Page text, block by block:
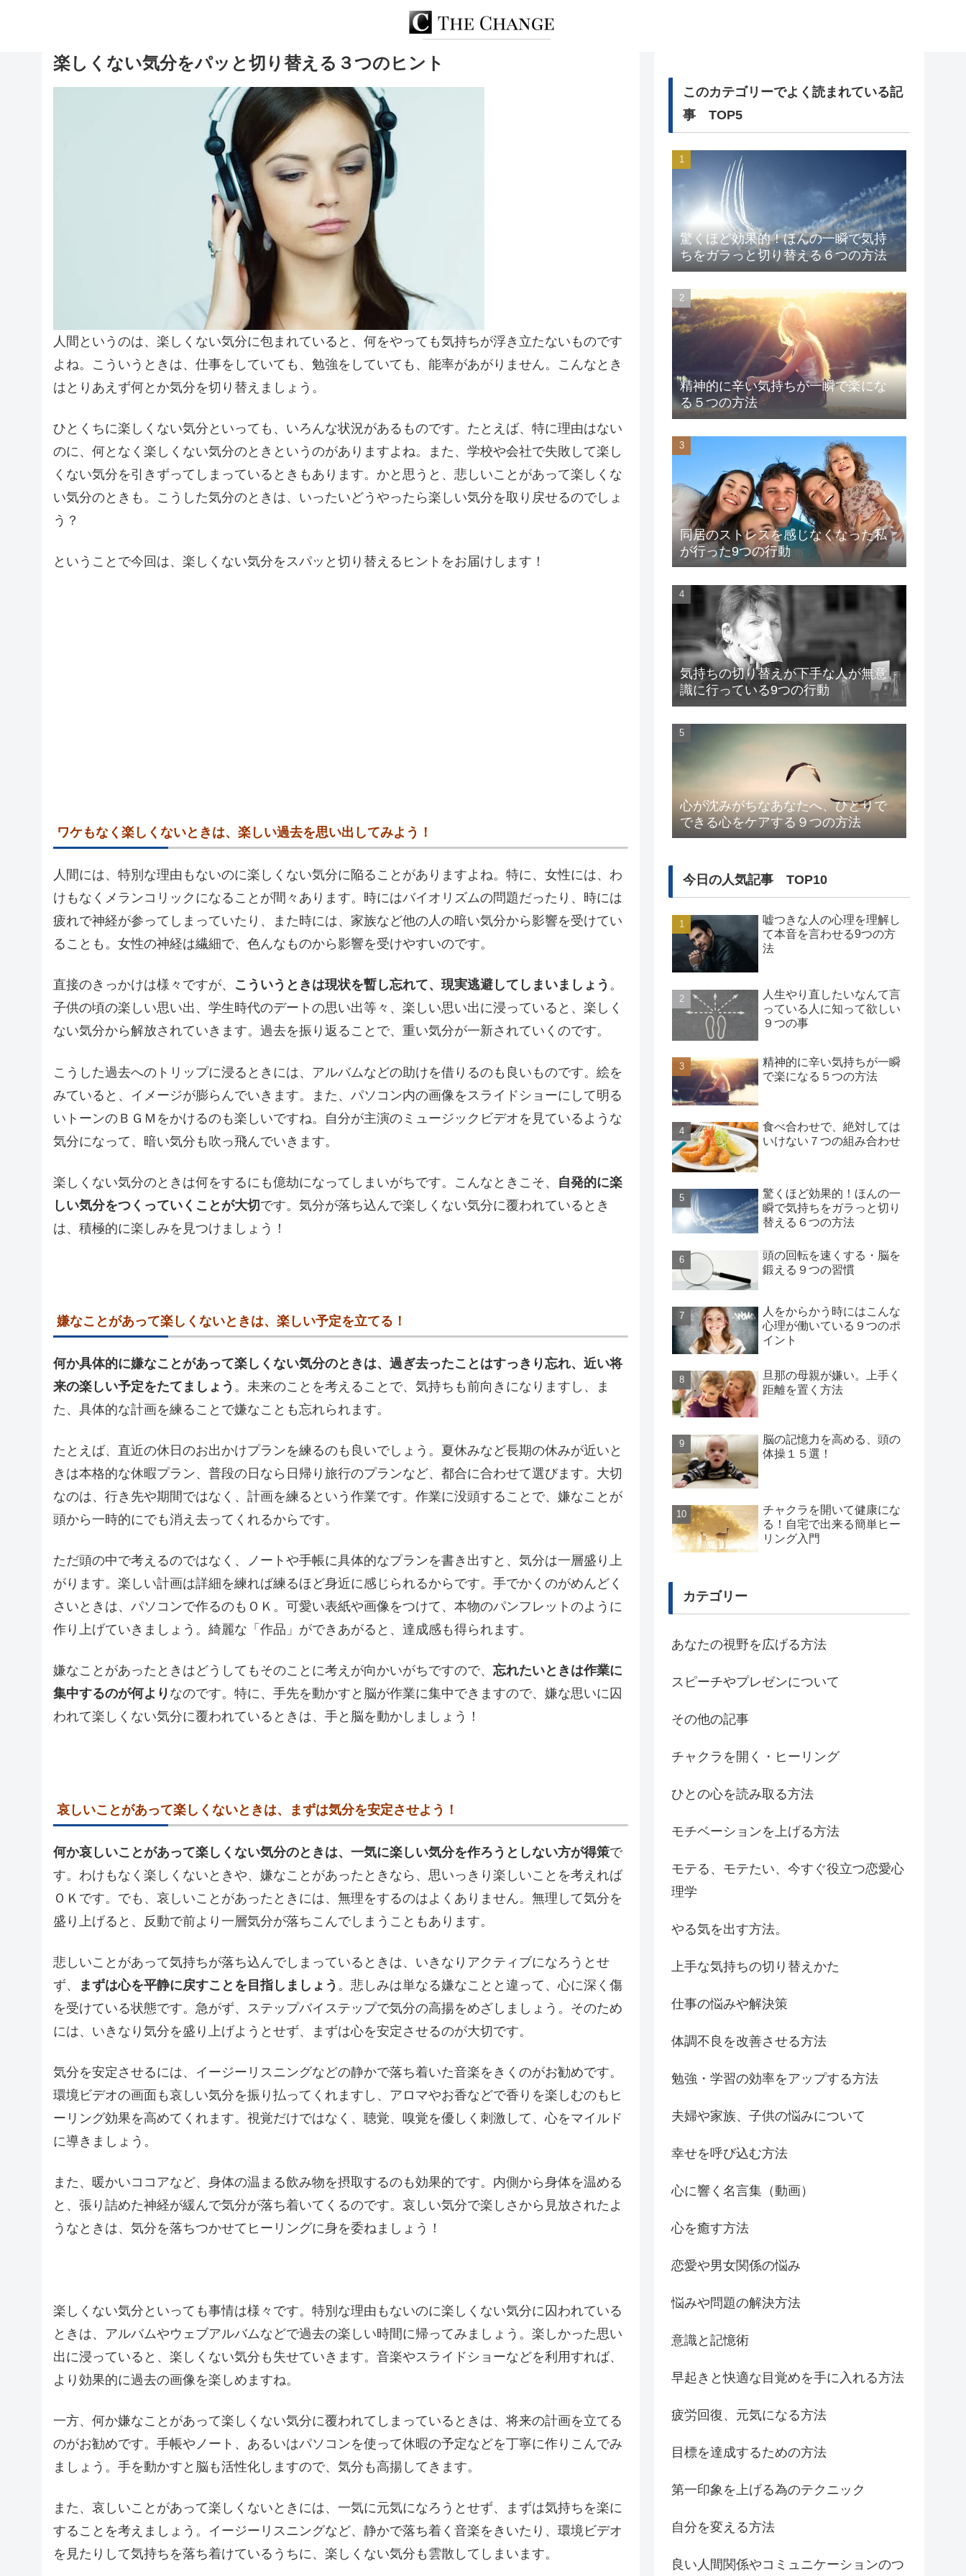
楽しくない気分をパッと切り替える３つのヒント
人間というのは、楽しくない気分に包まれていると、何をやっても気持ちが浮き立たないものです
よね。こういうときは、仕事をしていても、勉強をしていても、能率があがりません。こんなとき
はとりあえず何とか気分を切り替えましょう。
ひとくちに楽しくない気分といっても、いろんな状況があるものです。たとえば、特に理由はない
のに、何となく楽しくない気分のときというのがありますよね。また、学校や会社で失敗して楽し
くない気分を引きずってしまっているときもあります。かと思うと、悲しいことがあって楽しくな
い気分のときも。こうした気分のときは、いったいどうやったら楽しい気分を取り戻せるのでしょ
う？
ということで今回は、楽しくない気分をスパッと切り替えるヒントをお届けします！
ワケもなく楽しくないときは、楽しい過去を思い出してみよう！
人間には、特別な理由もないのに楽しくない気分に陥ることがありますよね。特に、女性には、わ
けもなくメランコリックになることが間々あります。時にはバイオリズムの問題だったり、時には
疲れで神経が参ってしまっていたり、また時には、家族など他の人の暗い気分から影響を受けてい
ることも。女性の神経は繊細で、色んなものから影響を受けやすいのです。
直接のきっかけは様々ですが、 こういうときは現状を暫し忘れて、現実逃避してしまいましょう 。
子供の頃の楽しい思い出、学生時代のデートの思い出等々、楽しい思い出に浸っていると、楽しく
ない気分から解放されていきます。過去を振り返ることで、重い気分が一新されていくのです。
こうした過去へのトリップに浸るときには、アルバムなどの助けを借りるのも良いものです。絵を
みていると、イメージが膨らんでいきます。また、パソコン内の画像をスライドショーにして明る
いトーンのＢＧＭをかけるのも楽しいですね。自分が主演のミュージックビデオを見ているような
気分になって、暗い気分も吹っ飛んでいきます。
楽しくない気分のときは何をするにも億劫になってしまいがちです。こんなときこそ、 自発的に楽
しい気分をつくっていくことが大切です。気分が落ち込んで楽しくない気分に覆われているとき
は、積極的に楽しみを見つけましょう！
嫌なことがあって楽しくないときは、楽しい予定を立てる！
何か具体的に嫌なことがあって楽しくない気分のときは、過ぎ去ったことはすっきり忘れ、近い将
来の楽しい予定をたてましょう 。未来のことを考えることで、気持ちも前向きになりますし、ま
た、具体的な計画を練ることで嫌なことも忘れられます。
たとえば、直近の休日のお出かけプランを練るのも良いでしょう。夏休みなど長期の休みが近いと
きは本格的な休暇プラン、普段の日なら日帰り旅行のプランなど、都合に合わせて選びます。大切
なのは、行き先や期間ではなく、計画を練るという作業です。作業に没頭することで、嫌なことが
頭から一時的にでも消え去ってくれるからです。
ただ頭の中で考えるのではなく、ノートや手帳に具体的なプランを書き出すと、気分は一層盛り上
がります。楽しい計画は詳細を練れば練るほど身近に感じられるからです。手でかくのがめんどく
さいときは、パソコンで作るのもＯＫ。可愛い表紙や画像をつけて、本物のパンフレットのように
作り上げていきましょう。綺麗な「作品」ができあがると、達成感も得られます。
嫌なことがあったときはどうしてもそのことに考えが向かいがちですので、 忘れたいときは作業に
集中するのが何より なのです。特に、手先を動かすと脳が作業に集中できますので、嫌な思いに囚
われて楽しくない気分に覆われているときは、手と脳を動かしましょう！
哀しいことがあって楽しくないときは、まずは気分を安定させよう！
何か哀しいことがあって楽しくない気分のときは、一気に楽しい気分を作ろうとしない方が得策で
す。わけもなく楽しくないときや、嫌なことがあったときなら、思いっきり楽しいことを考えれば
ＯＫです。でも、哀しいことがあったときには、無理をするのはよくありません。無理して気分を
盛り上げると、反動で前より一層気分が落ちこんでしまうこともあります。
悲しいことがあって気持ちが落ち込んでしまっているときは、いきなりアクティブになろうとせ
ず、
まずは心を平静に戻すことを目指しましょう 。悲しみは単なる嫌なことと違って、心に深く傷
を受けている状態です。急がず、ステップバイステップで気分の高揚をめざしましょう。そのため
には、いきなり気分を盛り上げようとせず、まずは心を安定させるのが大切です。
気分を安定させるには、イージーリスニングなどの静かで落ち着いた音楽をきくのがお勧めです。
環境ビデオの画面も哀しい気分を振り払ってくれますし、アロマやお香などで香りを楽しむのもヒ
ーリング効果を高めてくれます。視覚だけではなく、聴覚、嗅覚を優しく刺激して、心をマイルド
に導きましょう。
また、暖かいココアなど、身体の温まる飲み物を摂取するのも効果的です。内側から身体を温める
と、張り詰めた神経が緩んで気分が落ち着いてくるのです。哀しい気分で楽しさから見放されたよ
うなときは、気分を落ちつかせてヒーリングに身を委ねましょう！
楽しくない気分といっても事情は様々です。特別な理由もないのに楽しくない気分に囚われている
ときは、アルバムやウェブアルバムなどで過去の楽しい時間に帰ってみましょう。楽しかった思い
出に浸っていると、楽しくない気分も失せていきます。音楽やスライドショーなどを利用すれば、
より効果的に過去の画像を楽しめますね。
一方、何か嫌なことがあって楽しくない気分に覆われてしまっているときは、将来の計画を立てる
のがお勧めです。手帳やノート、あるいはパソコンを使って休暇の予定などを丁寧に作りこんでみ
ましょう。手を動かすと脳も活性化しますので、気分も高揚してきます。
また、哀しいことがあって楽しくないときには、一気に元気になろうとせず、まずは気持ちを楽に
することを考えましょう。イージーリスニングなど、静かで落ち着く音楽をきいたり、環境ビデオ
を見たりして気持ちを落ち着けているうちに、楽しくない気分も雲散してしまいます。
このカテゴリーでよく読まれている記
事 TOP5
驚くほど効果的！ほんの一瞬で気持
ちをガラっと切り替える６つの方法
精神的に辛い気持ちが一瞬で楽にな
る５つの方法
同居のストレスを感じなくなった私
が行った9つの行動
気持ちの切り替えが下手な人が無意
識に行っている9つの行動
心が沈みがちなあなたへ、ひとりで
できる心をケアする９つの方法
今日の人気記事 TOP10
嘘つきな人の心理を理解し
て本音を言わせる9つの方
法
人生やり直したいなんて言
っている人に知って欲しい
９つの事
精神的に辛い気持ちが一瞬
で楽になる５つの方法
食べ合わせで、絶対しては
いけない７つの組み合わせ
驚くほど効果的！ほんの一
瞬で気持ちをガラっと切り
替える６つの方法
頭の回転を速くする・脳を
鍛える９つの習慣
人をからかう時にはこんな
心理が働いている９つのポ
イント
旦那の母親が嫌い。上手く
距離を置く方法
脳の記憶力を高める、頭の
体操１５選！
チャクラを開いて健康にな
る！自宅で出来る簡単ヒー
リング入門
カテゴリー
あなたの視野を広げる方法
スピーチやプレゼンについて
その他の記事
チャクラを開く・ヒーリング
ひとの心を読み取る方法
モチベーションを上げる方法
モテる、モテたい、今すぐ役立つ恋愛心
理学
やる気を出す方法。
上手な気持ちの切り替えかた
仕事の悩みや解決策
体調不良を改善させる方法
勉強・学習の効率をアップする方法
夫婦や家族、子供の悩みについて
幸せを呼び込む方法
心に響く名言集（動画）
心を癒す方法
恋愛や男女関係の悩み
悩みや問題の解決方法
意識と記憶術
早起きと快適な目覚めを手に入れる方法
疲労回復、元気になる方法
目標を達成するための方法
第一印象を上げる為のテクニック
自分を変える方法
良い人間関係やコミュニケーションのつ